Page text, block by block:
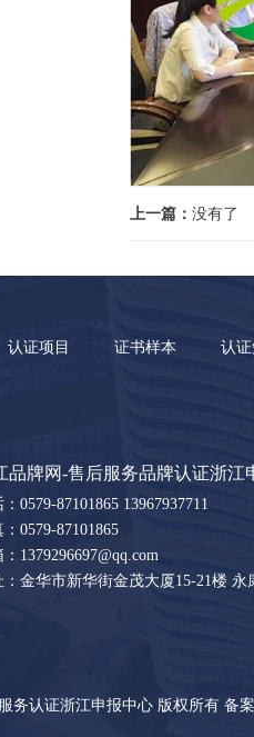
上一篇： 没有了
认证项目 证书样本 认
品牌网-售后服务品牌认证浙江
0579-87101865 13967937711
0579-87101865
：1379296697@qq.com
：金华市新华街金茂大厦15-21楼
务认证浙江申报中心 版权所有 备